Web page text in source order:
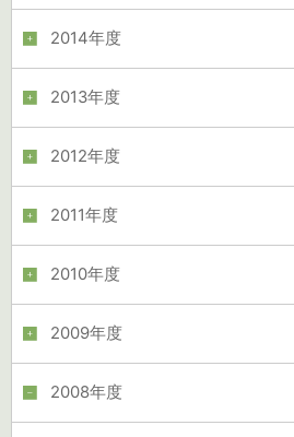
2014年度
2013年度
2012年度
2011年度
2010年度
2009年度
2008年度